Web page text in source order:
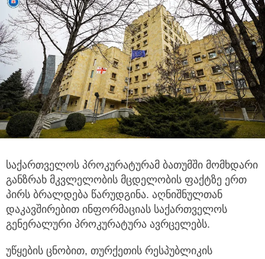
საქართველოს პროკურატურამ ბათუმში მომხდარი
განზრახ მკვლელობის მცდელობის ფაქტზე ერთ
პირს ბრალდება წარუდგინა. აღნიშნულთან
დაკავშირებით ინფორმაციას საქართველოს
გენერალური პროკურატურა ავრცელებს.
უწყების ცნობით, თურქეთის რესპუბლიკის